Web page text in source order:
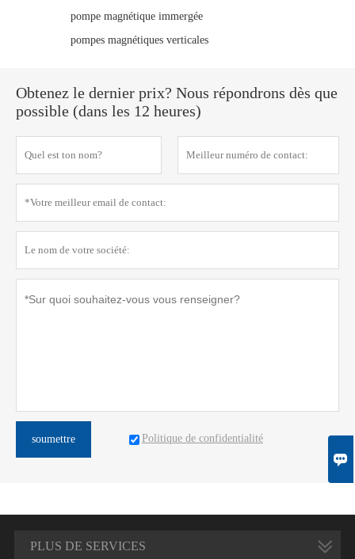
pompe magnétique immergée
pompes magnétiques verticales
Obtenez le dernier prix? Nous répondrons dès que
possible (dans les 12 heures)
soumettre Politique de confidentialité
PLUS DE SERVICES
